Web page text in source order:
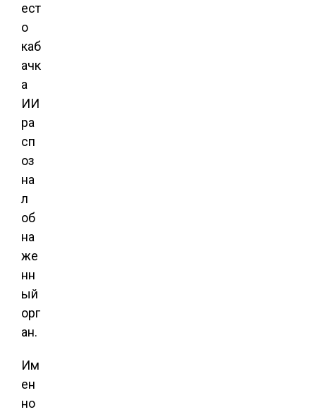
ест
о
каб
ачк
а
ИИ
ра
сп
оз
на
л
об
на
же
нн
ый
орг
ан.
Им
ен
но